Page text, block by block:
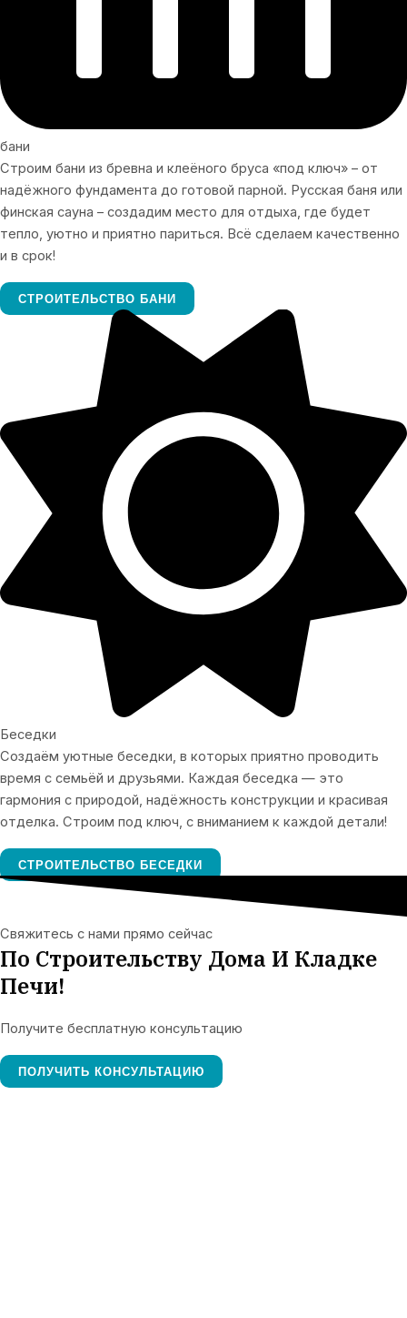
бани
Строим бани из бревна и клеёного бруса «под ключ» – от
надёжного фундамента до готовой парной. Русская баня или
финская сауна – создадим место для отдыха, где будет
тепло, уютно и приятно париться. Всё сделаем качественно
и в срок!
СТРОИТЕЛЬСТВО БАНИ
Беседки
Создаём уютные беседки, в которых приятно проводить
время с семьёй и друзьями. Каждая беседка — это
гармония с природой, надёжность конструкции и красивая
отделка. Строим под ключ, с вниманием к каждой детали!
СТРОИТЕЛЬСТВО БЕСЕДКИ
Свяжитесь с нами прямо сейчас
По Строительству Дома И Кладке
Печи!
Получите бесплатную консультацию
ПОЛУЧИТЬ КОНСУЛЬТАЦИЮ